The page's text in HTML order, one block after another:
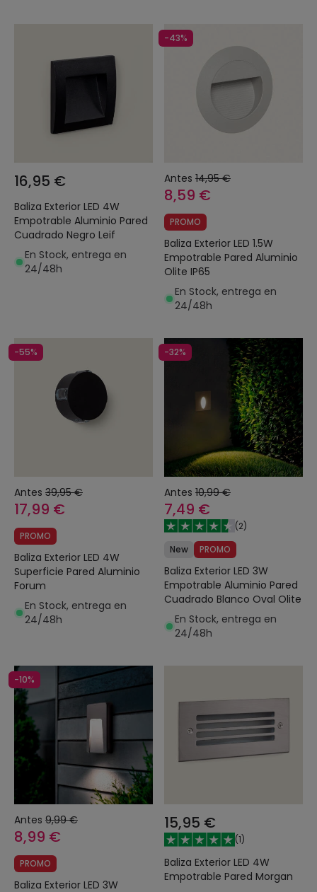
16,95 €
Baliza Exterior LED 4W
Empotrable Aluminio Pared
Cuadrado Negro Leif
En Stock, entrega en
24/48h
-43%
Antes 14,95 €
8,59 €
PROMO
Baliza Exterior LED 1.5W
Empotrable Pared Aluminio
Olite IP65
En Stock, entrega en
24/48h
-55%
Antes 39,95 €
17,99 €
PROMO
Baliza Exterior LED 4W
Superficie Pared Aluminio
Forum
En Stock, entrega en
24/48h
-32%
Antes 10,99 €
7,49 €
(2)
New
PROMO
Baliza Exterior LED 3W
Empotrable Aluminio Pared
Cuadrado Blanco Oval Olite
En Stock, entrega en
24/48h
-10%
Antes 9,99 €
8,99 €
PROMO
Baliza Exterior LED 3W
15,95 €
(1)
Baliza Exterior LED 4W
Empotrable Pared Morgan